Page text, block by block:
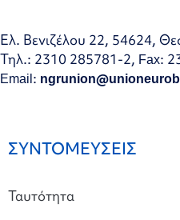
Ελ. Βενιζέλου 22, 54624,
Τηλ.: 2310 285781-2, Fax:
Email:
ΣΥΝΤΟΜΕΥΣΕΙΣ
Ταυτότητα